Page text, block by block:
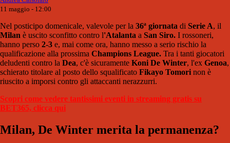
11 maggio - 12:00
Nel posticipo domenicale, valevole per la 36ª giornata di Serie A, il
Milan è uscito sconfitto contro l'Atalanta a San Siro. I rossoneri,
hanno perso 2-3 e, mai come ora, hanno messo a serio rischio la
qualificazione alla prossima Champions League. Tra i tanti giocatori
deludenti contro la Dea, c'è sicuramente Koni De Winter, l'ex Genoa,
schierato titolare al posto dello squalificato Fikayo Tomori non è
riuscito a imporsi contro gli attaccanti nerazzurri.
Scopri come vedere tantissimi eventi in streaming gratis su
BET365, clicca qui
Milan, De Winter merita la permanenza?